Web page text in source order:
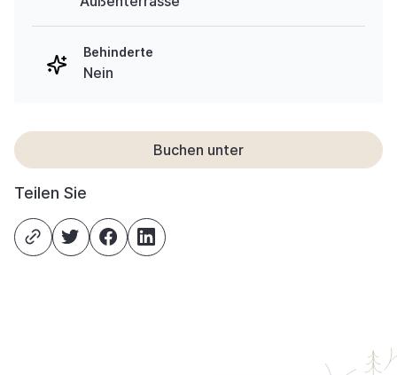
Behinderte
Nein
Buchen unter
Teilen Sie